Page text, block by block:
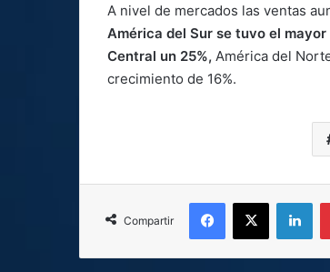
A nivel de mercados las ventas
América del Sur se tuvo el
Central un 25%, América del
crecimiento de 16%.
Compartir
Facebook
X